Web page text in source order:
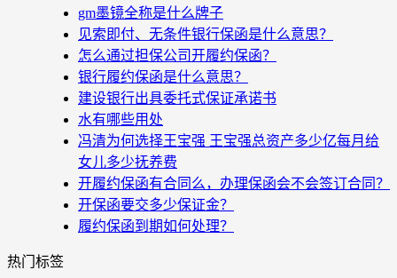
gm墨镜全称是什么牌子
见索即付、无条件银行保函是什么意思？
怎么通过担保公司开履约保函？
银行履约保函是什么意思？
建设银行出具委托式保证承诺书
水有哪些用处
冯清为何选择王宝强 王宝强总资产多少亿每月给
女儿多少抚养费
开履约保函有合同么，办理保函会不会签订合同？
开保函要交多少保证金？
履约保函到期如何处理？
热门标签